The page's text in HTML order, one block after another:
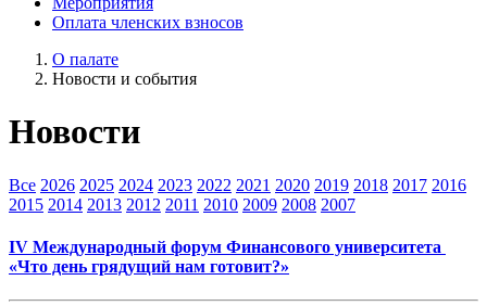
Оплата членских взносов
О палате
Новости и события
Новости
Все 2026 2025 2024 2023 2022 2021 2020 2019 2018 2017 2016
2015 2014 2013 2012 2011 2010 2009 2008 2007
IV Международный форум Финансового университета ​
«Что день грядущий нам готовит?»